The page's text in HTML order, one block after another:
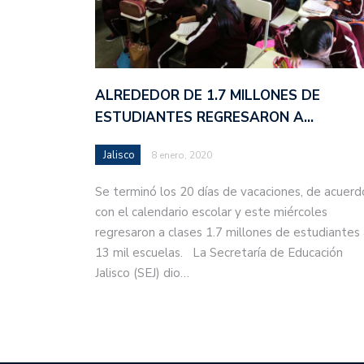
ALREDEDOR DE 1.7 MILLONES DE
ESTUDIANTES REGRESARON A…
Jalisco 8 enero, 2020
Se terminó los 20 días de vacaciones, de
con el calendario escolar y este miércoles
regresaron a clases 1.7 millones de estudiantes
13 mil escuelas. La Secretaría de Educación
Jalisco (SEJ) dio…